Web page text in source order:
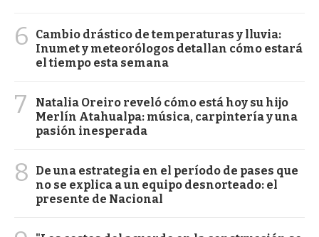
6
Cambio drástico de temperaturas y lluvia:
Inumet y meteorólogos detallan cómo estará
el tiempo esta semana
7
Natalia Oreiro reveló cómo está hoy su hijo
Merlín Atahualpa: música, carpintería y una
pasión inesperada
8
De una estrategia en el período de pases que
no se explica a un equipo desnorteado: el
presente de Nacional